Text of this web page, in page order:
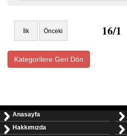
İlk Önceki 16/1
Kategorilere Geri Dön
Anasayfa
Hakkımızda